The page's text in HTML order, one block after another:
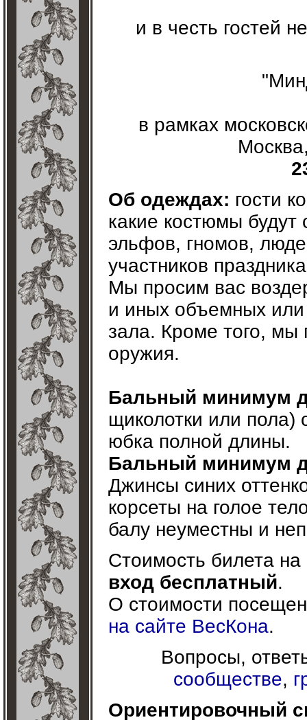
и в честь гостей
в рамках
Об одеждах: гости
какие костюмы
эльфов, гномов,
участников
Мы просим вас
и иных объемных или
зала. Кроме того, мы
оружия.
Бальный минимум
щиколотки или пола)
юбка полной длины.
Бальный минимум
Джинсы синих
корсеты на голое
балу неуместны и
Стоимость билета
вход бесплатный.
О стоимости
на сайте ВесКона.
Вопросы,
сообществе,
Ориентировочный